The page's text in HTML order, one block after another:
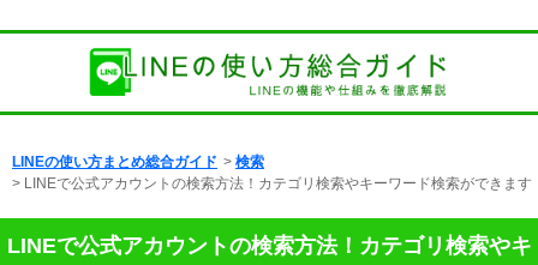
LINEの使い方まとめ総合ガイド > 検索
> LINEで公式アカウントの検索方法！カテゴリ検索やキーワード検索ができます
LINEで公式アカウントの検索方法！カテゴリ検索やキ